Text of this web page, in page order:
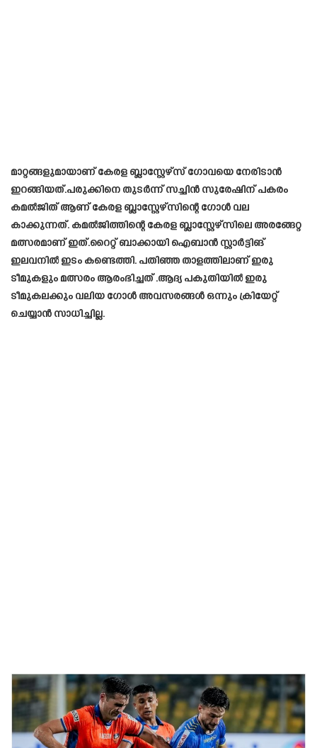
മാറ്റങ്ങളുമായാണ് കേരള ബ്ലാസ്റ്റേഴ്‌സ് ഗോവയെ നേരിടാൻ
ഇറങ്ങിയത്.പരുക്കിനെ തുടർന്ന് സച്ചിൻ സുരേഷിന് പകരം
കമൽജിത് ആണ് കേരള ബ്ലാസ്റ്റേഴ്സിന്റെ ഗോൾ വല
കാക്കുന്നത്. കമൽജിത്തിന്റെ കേരള ബ്ലാസ്റ്റേഴ്സിലെ അരങ്ങേറ്റ
മത്സരമാണ് ഇത്.റൈറ്റ് ബാക്കായി ഐബാൻ സ്റ്റാർട്ടിങ്
ഇലവനിൽ ഇടം കണ്ടെത്തി. പതിഞ്ഞ താളത്തിലാണ് ഇരു
ടീമുകളും മത്സരം ആരംഭിച്ചത് .ആദ്യ പകുതിയിൽ ഇരു
ടീമുകലക്കും വലിയ ഗോൾ അവസരങ്ങൾ ഒന്നും ക്രിയേറ്റ്
ചെയ്യാൻ സാധിച്ചില്ല.